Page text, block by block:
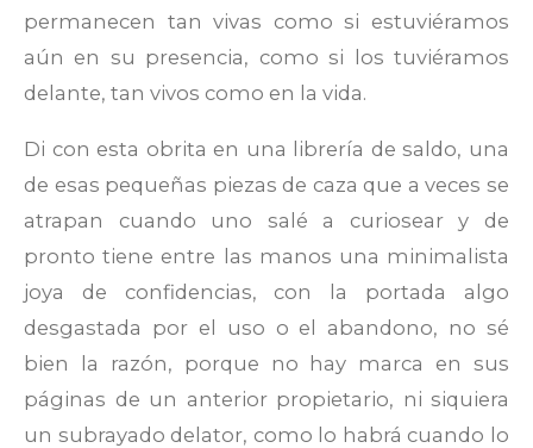
permanecen tan vivas como si estuviéramos
aún en su presencia, como si los tuviéramos
delante, tan vivos como en la vida.
Di con esta obrita en una librería de saldo, una
de esas pequeñas piezas de caza que a veces se
atrapan cuando uno salé a curiosear y de
pronto tiene entre las manos una minimalista
joya de confidencias, con la portada algo
desgastada por el uso o el abandono, no sé
bien la razón, porque no hay marca en sus
páginas de un anterior propietario, ni siquiera
un subrayado delator, como lo habrá cuando lo